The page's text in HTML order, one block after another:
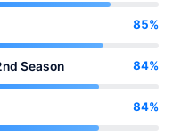
85%
Season 84%
84%